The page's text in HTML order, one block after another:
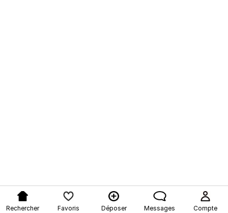
Rechercher Favoris Déposer Messages Compte